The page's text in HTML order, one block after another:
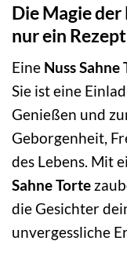
Die Magie der
nur ein Rezept
Eine Nuss Sahne
Sie ist eine
Genießen und
Geborgenheit,
des Lebens. Mit
Sahne Torte
die Gesichter
unvergessliche